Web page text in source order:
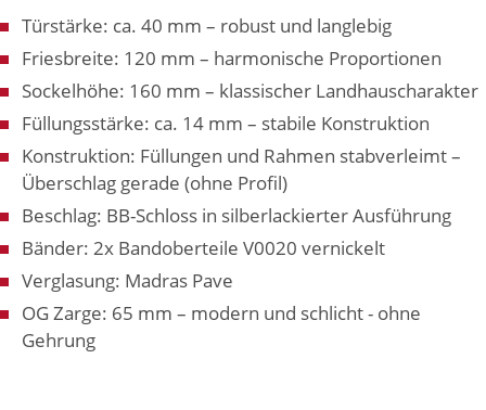
Türstärke: ca. 40 mm – robust und langlebig
Friesbreite: 120 mm – harmonische Proportionen
Sockelhöhe: 160 mm – klassischer Landhauscharakter
Füllungsstärke: ca. 14 mm – stabile Konstruktion
Konstruktion: Füllungen und Rahmen stabverleimt –
Überschlag gerade (ohne Profil)
Beschlag: BB-Schloss in silberlackierter Ausführung
Bänder: 2x Bandoberteile V0020 vernickelt
Verglasung: Madras Pave
OG Zarge: 65 mm – modern und schlicht - ohne
Gehrung